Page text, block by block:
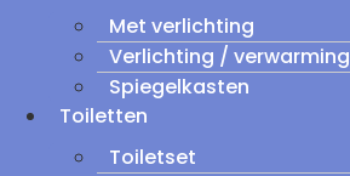
Met verlichting
Verlichting / verwarming
Spiegelkasten
Toiletten
Toiletset